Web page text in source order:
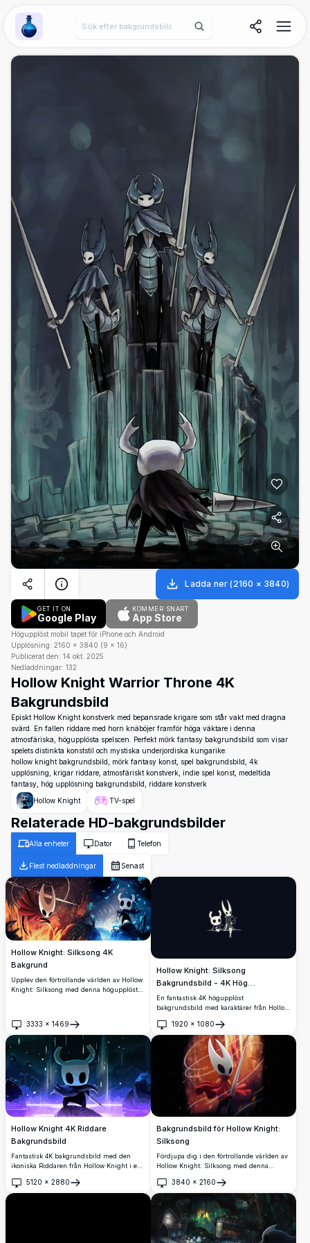
Wallpaper Alchemy
Ladda ner (2160 × 3840)
GET IT ON
Google Play
KOMMER SNART
App Store
Högupplöst mobil tapet för iPhone och Android
Upplösning: 2160 × 3840 (9 × 16)
Publicerat den: 14 okt. 2025
Nedladdningar: 132
Hollow Knight Warrior Throne 4K
Bakgrundsbild
Episkt Hollow Knight konstverk med bepansrade krigare som står vakt med dragna
svärd. En fallen riddare med horn knäböjer framför höga väktare i denna
atmosfäriska, högupplösta spelscen. Perfekt mörk fantasy bakgrundsbild som visar
spelets distinkta konststil och mystiska underjordiska kungarike.
hollow knight bakgrundsbild, mörk fantasy konst, spel bakgrundsbild, 4k
upplösning, krigar riddare, atmosfäriskt konstverk, indie spel konst, medeltida
fantasy, hög upplösning bakgrundsbild, riddare konstverk
Hollow Knight
TV-spel
Relaterade HD-bakgrundsbilder
Alla enheter Dator Telefon
Flest nedladdningar Senast
Hollow Knight: Silksong 4K
Bakgrund
Upplev den förtrollande världen av Hollow
Knight: Silksong med denna högupplösta
karaktärerna i sitt rätta element, perfekt för
både fans och spelare.
3333 × 1469
Öppna
Hollow Knight: Silksong
Bakgrundsbild - 4K Hög
Upplösning
En fantastisk 4K högupplöst
bakgrundsbild med karaktärer från Hollow
ikoniska behornade siluetterna mot en
minimalistisk mörk bakgrund, perfekt för
fans av spelet som letar efter en visuellt
slående skrivbords- eller mobilbakgrund.
1920 × 1080
Öppna
Hollow Knight 4K Riddare
Bakgrundsbild
Fantastisk 4K bakgrundsbild med den
ikoniska Riddaren från Hollow Knight i en
blå och lila belysning. Högupplöst
konstverk som visar den tyste
5120 × 2880
Öppna
Bakgrundsbild för Hollow Knight:
Silksong
Fördjupa dig i den förtrollande världen av
Hollow Knight: Silksong med denna
ikoniska karaktären i en dynamisk pose
mot en livlig, eldig bakgrund fångar
denna högupplösta bild spelets äventyr
och mysteriums kärna.
3840 × 2160
Öppna